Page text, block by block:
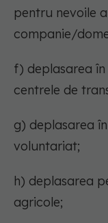
pentru nevoile
companie/
f) deplasarea
centrele de
g) deplasarea
voluntariat;
h) deplasarea
agricole;